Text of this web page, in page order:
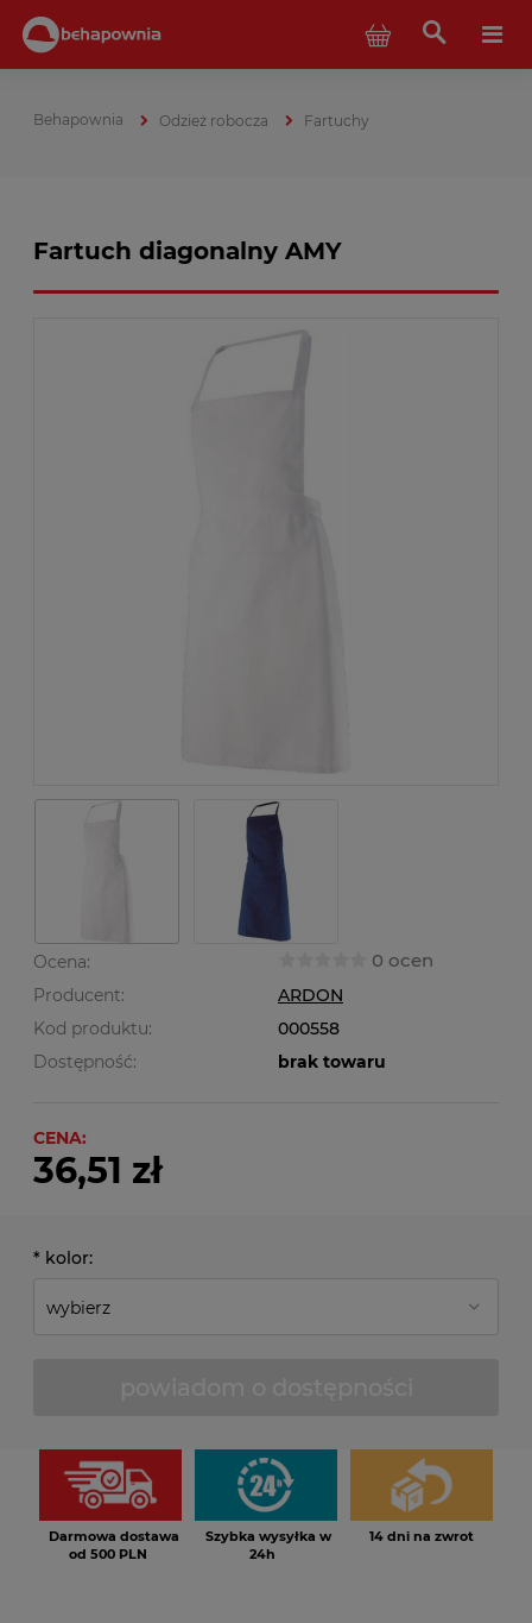
Odzież robocza Fartuchy
Fartuch diagonalny AMY
Ocena: 0 ocen
Producent:
ARDON
Kod produktu:
000558
Dostępność:
brak towaru
CENA:
36,51 zł
* kolor:
Darmowa dostawa
od 500 PLN
Szybka wysyłka w
24h
14 dni na zwrot